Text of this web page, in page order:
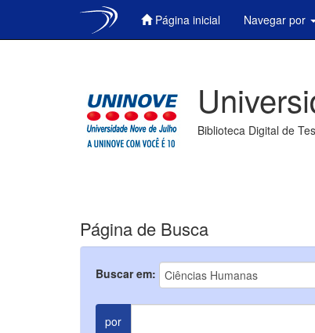
Página inicial Navegar por
Biblioteca Digital de
Página de Busca
Buscar em:
por